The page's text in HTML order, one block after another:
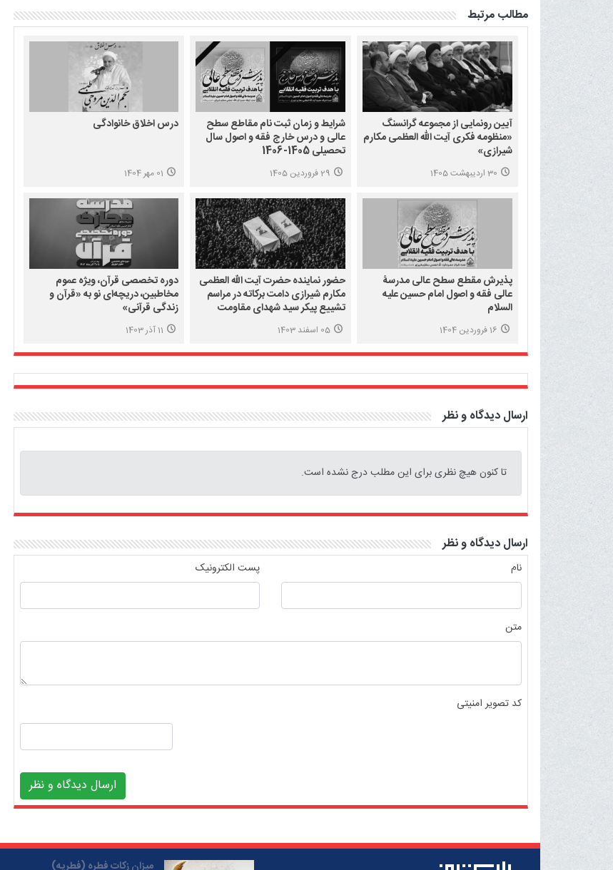
مطالب مرتبط
آیین رونمایی از مجموعه گرانسنگ
«منظومه فکری آیت الله العظمی مکارم
شیرازی»
30 اردیبهشت 1405
شرایط و زمان ثبت نام مقاطع سطح
عالی و درس خارج فقه و اصول سال
تحصیلی 1405-1406
29 فروردین 1405
درس اخلاق خانوادگی
01 مهر 1404
پذیرش مقطع سطح عالی مدرسۀ
عالی فقه و اصول امام حسین علیه
السلام
16 فروردین 1404
حضور نماینده حضرت آیت الله العظمی
مکارم شیرازی دامت برکاته در مراسم
تشییع پیکر سید شهدای مقاومت
05 اسفند 1403
دوره تخصصی قرآن، ویژه عموم
مخاطبین، دریچه‌ای نو به «قرآن و
زندگی قرآنی»
11 آذر 1403
ارسال دیدگاه و نظر
تا کنون هیچ نظری برای این مطلب درج نشده است.
ارسال دیدگاه و نظر
نام پست الکترونیک
متن
کد تصویر امنیتی
ارسال دیدگاه و نظر
میزان زکات فطره (فطریه)